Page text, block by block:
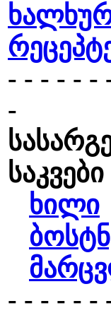
- - - - - -
-
საკვები
ხილი
- - - - - -